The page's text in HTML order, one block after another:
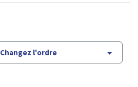
Changez l'ordre